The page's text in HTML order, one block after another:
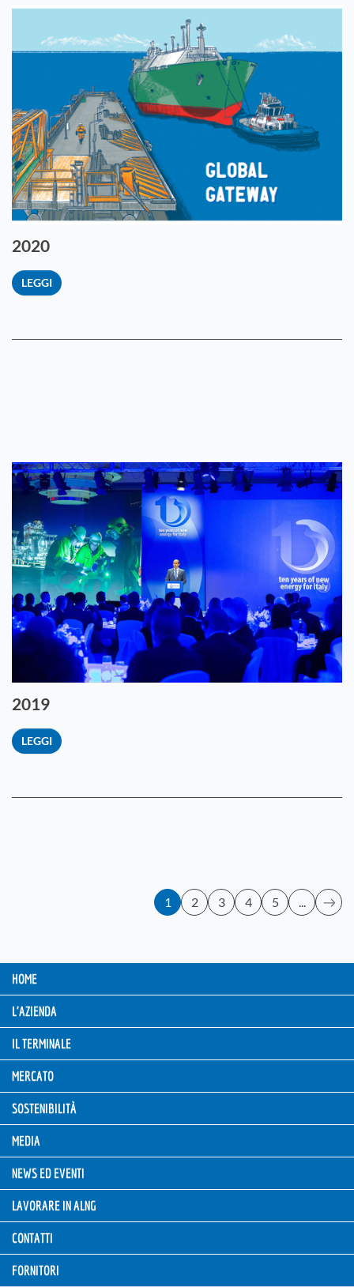
2020
LEGGI
2019
LEGGI
1 2 3 4 5 ...
HOME
L'AZIENDA
IL TERMINALE
MERCATO
SOSTENIBILITÀ
MEDIA
NEWS ED EVENTI
LAVORARE IN ALNG
CONTATTI
FORNITORI